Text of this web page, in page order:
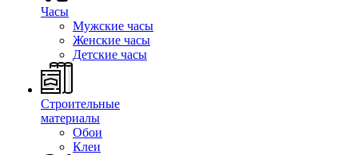
Часы
Мужские часы
Женские часы
Детские часы
Строительные
материалы
Обои
Клеи